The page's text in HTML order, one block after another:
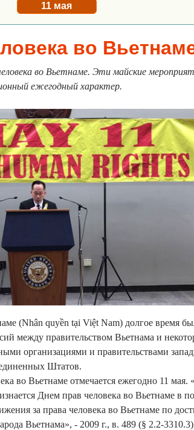
11 мая
во
во Вьетнаме. Эти майские
ежегодный характер.
(Nhân quyền tại Việt Nam) долгое время
между правительством Вьетнама и
организациями и правительствами
Штатов.
во Вьетнаме отмечается ежегодно 11 мая.
Днем прав человека во Вьетнаме в
за права человека во Вьетнаме по
Вьетнама», - 2009 г., в. 489 (§ 2.2-